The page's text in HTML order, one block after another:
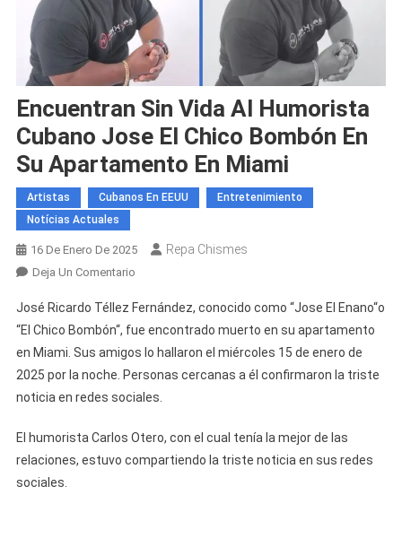
Encuentran Sin Vida Al Humorista
Cubano Jose El Chico Bombón En
Su Apartamento En Miami
Artistas Cubanos En EEUU
Entretenimiento
Notícias Actuales
16 De Enero De 2025 Repa Chismes
Deja Un ComentarioEn
Sin
Vida
Al
Humorista
Cubano
El
Chico
José Ricardo Téllez Fernández, conocido como “Jose El Enano“o
“El Chico Bombón“, fue encontrado muerto en su apartamento
en Miami. Sus amigos lo hallaron el miércoles 15 de enero de
2025 por la noche. Personas cercanas a él confirmaron la triste
noticia en redes sociales.
El humorista Carlos Otero, con el cual tenía la mejor de las
relaciones, estuvo compartiendo la triste noticia en sus redes
sociales.